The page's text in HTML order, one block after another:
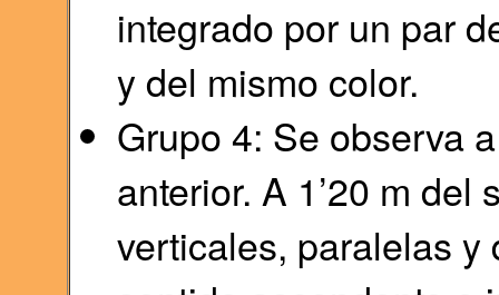
integrado por un par
y del mismo color.
Grupo 4: Se observa
anterior. A 1’20 m
verticales, paralelas